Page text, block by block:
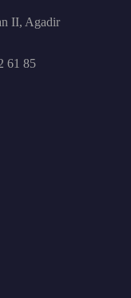
II, Agadir
61 85